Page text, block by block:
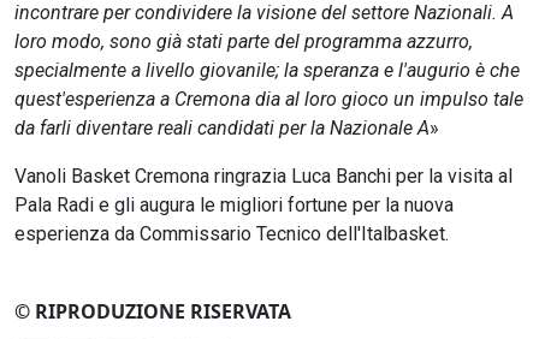
incontrare per condividere la visione del settore Nazionali. A
loro modo, sono già stati parte del programma azzurro,
specialmente a livello giovanile; la speranza e l'augurio è che
quest'esperienza a Cremona dia al loro gioco un impulso tale
da farli diventare reali candidati per la Nazionale A»
Vanoli Basket Cremona ringrazia Luca Banchi per la visita al
Pala Radi e gli augura le migliori fortune per la nuova
esperienza da Commissario Tecnico dell'Italbasket.
© RIPRODUZIONE RISERVATA